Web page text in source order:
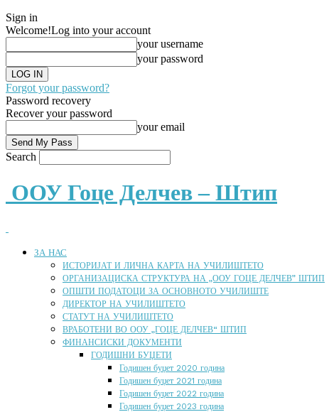
Sign in
Welcome!Log into your account
your username
your password
Forgot your password?
Password recovery
Recover your password
your email
Search
ООУ Гоце Делчев – Штип
ЗА НАС
ИСТОРИЈАТ И ЛИЧНА КАРТА НА УЧИЛИШТЕТО
ОРГАНИЗАЦИСКА СТРУКТУРА НА „ООУ ГОЦЕ ДЕЛЧЕВ” ШТИП
ОПШТИ ПОДАТОЦИ ЗА ОСНОВНОТО УЧИЛИШТЕ
ДИРЕКТОР НА УЧИЛИШТЕТО
СТАТУТ НА УЧИЛИШТЕТО
ВРАБОТЕНИ ВО ООУ „ГОЦЕ ДЕЛЧЕВ“ ШТИП
ФИНАНСИСКИ ДОКУМЕНТИ
ГОДИШНИ БУЏЕТИ
Годишен буџет 2020 година
Годишен буџет 2021 година
Годишен буџет 2022 година
Годишен буџет 2023 година